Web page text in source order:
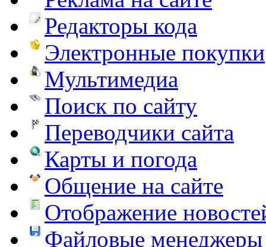
Редакторы кода
Электронные покупки
Мультимедиа
Поиск по сайту
Переводчики сайта
Карты и погода
Общение на сайте
Отображение
Файловые менеджеры